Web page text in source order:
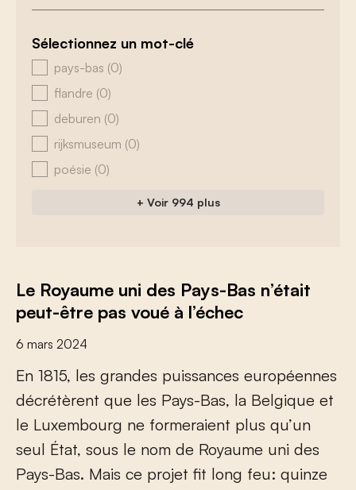
Sélectionnez un mot-clé
zoeken - tags
pays-bas (0)
flandre (0)
deburen (0)
rijksmuseum (0)
poésie (0)
+ Voir 994 plus
Le Royaume uni des Pays-Bas n’était
peut-être pas voué à l’échec
6 mars 2024
En 1815, les grandes puissances européennes
décrétèrent que les Pays-Bas, la Belgique et
le Luxembourg ne formeraient plus qu’un
seul État, sous le nom de Royaume uni des
Pays-Bas. Mais ce projet ft long feu: quinze